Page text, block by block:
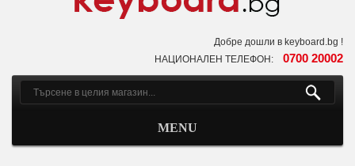
Добре дошли в keyboard.bg !
НАЦИОНАЛЕН ТЕЛЕФОН: 0700 20002
MENU